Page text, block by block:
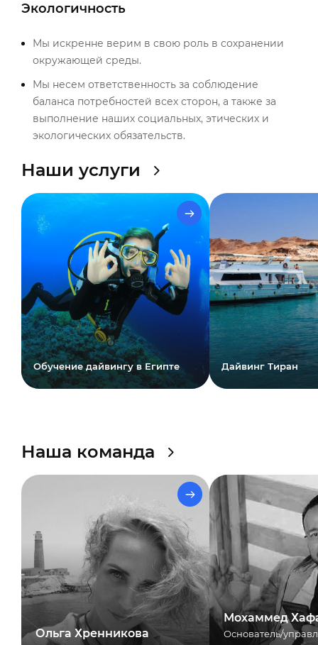
Экологичность
Мы искренне верим в свою роль в сохранении
окружающей среды.
Мы несем ответственность за соблюдение
баланса потребностей всех сторон, а также за
выполнение наших социальных, этических и
экологических обязательств.
Наши услуги
Обучение дайвингу в Египте Дайвинг Тиран
Наша команда
Ольга Хренникова
Мохаммед
Основатель/